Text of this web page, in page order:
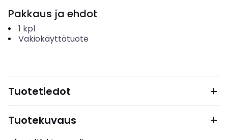
Pakkaus ja ehdot
1 kpl
Vakiokäyttötuote
Tuotetiedot
Tuotekuvaus